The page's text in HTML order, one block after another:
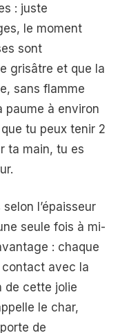
: juste
le moment
sont
grisâtre et que la
sans flamme
paume à environ
tu peux tenir 2
ta main, tu es
l’épaisseur
seule fois à mi-
: chaque
avec la
de cette jolie
le char,
de